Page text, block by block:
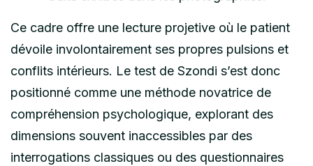
Ce cadre offre une lecture projetive où le patient
dévoile involontairement ses propres pulsions et
conflits intérieurs. Le test de Szondi s’est donc
positionné comme une méthode novatrice de
compréhension psychologique, explorant des
dimensions souvent inaccessibles par des
interrogations classiques ou des questionnaires